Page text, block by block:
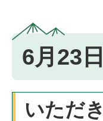
6月23日
いただ